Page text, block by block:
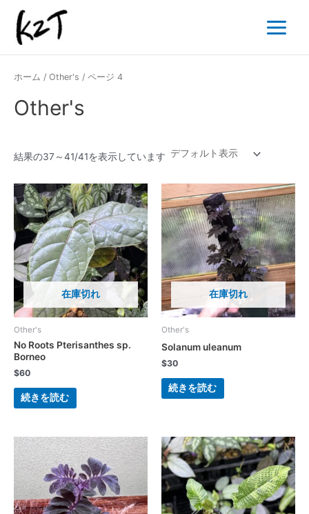
ス
Menu
ホーム / Other's / ページ 4
Other's
結果の37～41/41を表示しています
在庫切れ
Other's
No Roots Pterisanthes sp.
Borneo
$60
続きを読む
在庫切れ
Other's
Solanum uleanum
$30
続きを読む